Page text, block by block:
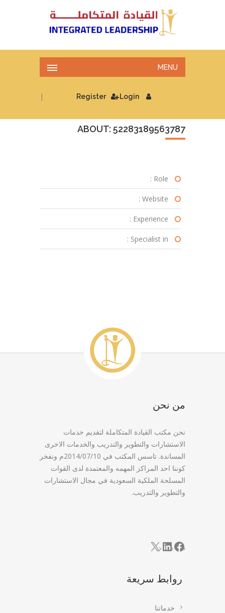
MENU
Login
| Register
ABOUT: 52283189563787
Role :
Website :
Experience :
Specialist in :
من نحن
نحن مكتب القيادة المتكاملة لتقديم خدمات
الاستشارات والتطوير والتدريب والخدمات الاخرى
المساندة. تاسس المكتب في 2014/07/10م ونفخر
كوننا احد المراكز المهمه والمعتمدة لدى القوات
المسلحة الملكية السعودية في مجال الاستشارات
والتطوير والتدريب.
Facebook
LinkedIn
X
روابط سريعة
خدماتنا